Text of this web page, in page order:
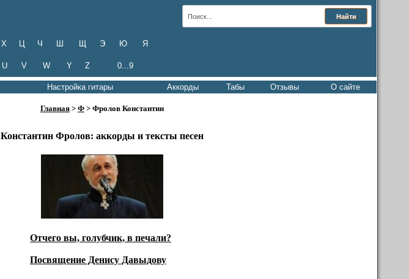
Х Ц Ч Ш Щ Э Ю Я
U V W Y Z 0...9
Настройка гитары Аккорды Табы Отзывы О сайте
Главная > Ф > Фролов Константин
Константин Фролов: аккорды и тексты песен
Отчего вы, голубчик, в печали?
Посвящение Денису Давыдову